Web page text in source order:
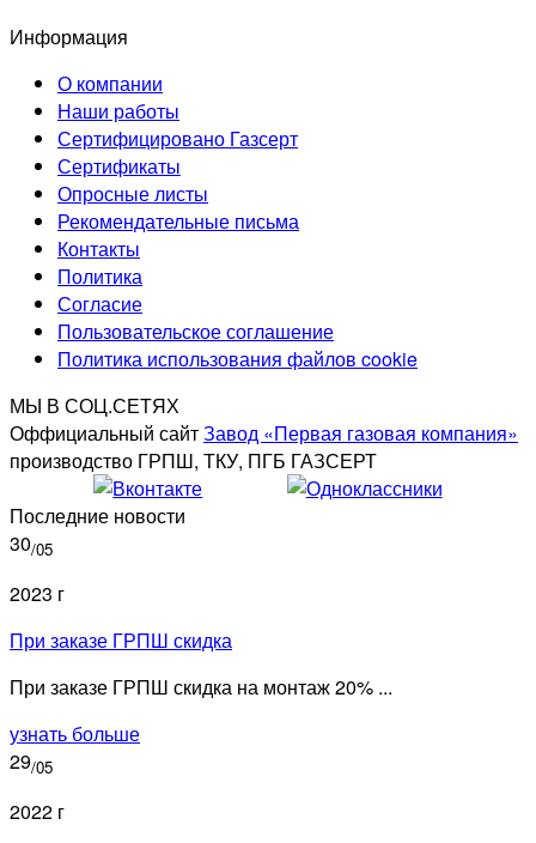
Информация
О компании
Наши работы
Сертифицировано Газсерт
Сертификаты
Опросные листы
Рекомендательные письма
Контакты
Политика
Согласие
Пользовательское соглашение
Политика использования файлов cookie
МЫ В СОЦ.СЕТЯХ
Оффициальный сайтЗавод «Первая газовая компания»
производство ГРПШ, ТКУ, ПГБ ГАЗСЕРТ
Последние новости
30/05
2023 г
При заказе ГРПШ скидка
При заказе ГРПШ скидка на монтаж 20% ...
узнать больше
29/05
2022 г